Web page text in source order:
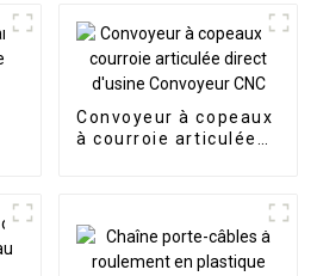
Convoyeur à copeaux
à courroie articulée